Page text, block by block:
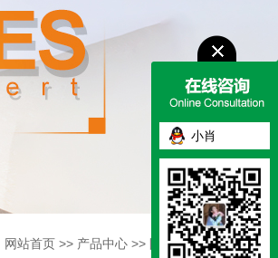
网站首页 >> 产品中心 >> 限位夹系列
小肖